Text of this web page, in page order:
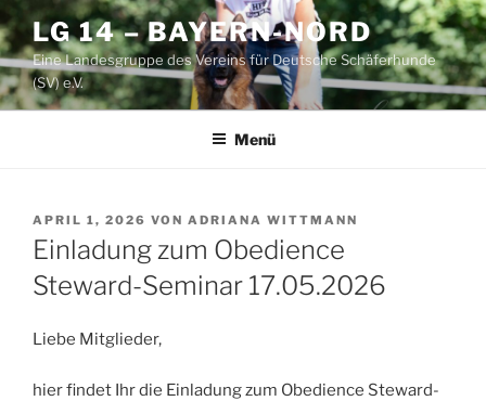
Zum
Inhalt
springen
LG 14 – BAYERN-NORD
Eine Landesgruppe des Vereins für Deutsche Schäferhunde
(SV) e.V.
Menü
VERÖFFENTLICHT
AM
APRIL 1, 2026 VON ADRIANA WITTMANN
Einladung zum Obedience
Steward-Seminar 17.05.2026
Liebe Mitglieder,
hier findet Ihr die Einladung zum Obedience Steward-